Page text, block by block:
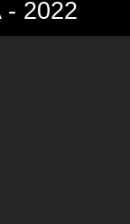
- 2022